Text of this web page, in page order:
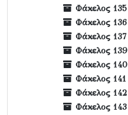
Φάκελος 135
Φάκελος 136
Φάκελος 137
Φάκελος 139
Φάκελος 140
Φάκελος 141
Φάκελος 142
Φάκελος 143